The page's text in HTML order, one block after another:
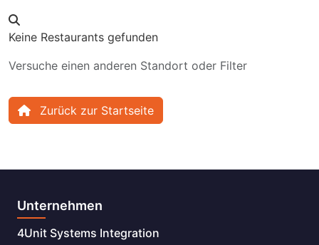
Keine Restaurants gefunden
Versuche einen anderen Standort oder Filter
Zurück zur Startseite
Unternehmen
4Unit Systems Integration